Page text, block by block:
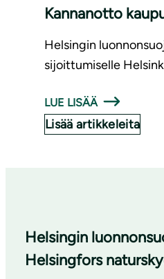
Kannanotto
Helsingin
sijoittumiselle
LUE LISÄÄ
Lisää artikkeleita
Helsingin
Helsingfors